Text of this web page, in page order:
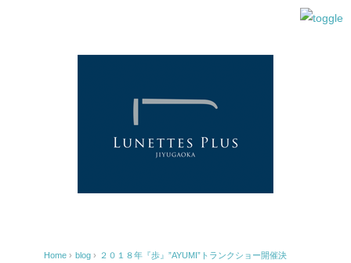
Home › blog ›
２０１８年『歩』”AYUMI”トランクショー開催決